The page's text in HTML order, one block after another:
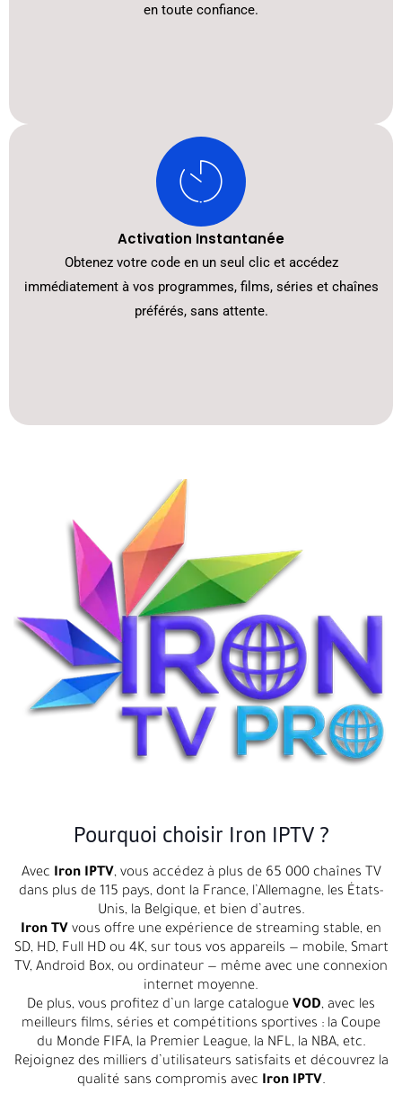
en toute confiance.
Activation Instantanée
Obtenez votre code en un seul clic et accédez
immédiatement à vos programmes, films, séries et chaînes
préférés, sans attente.
Pourquoi choisir Iron IPTV ?
Avec Iron IPTV, vous accédez à plus de 65 000 chaînes TV
dans plus de 115 pays, dont la France, l’Allemagne, les États-
Unis, la Belgique, et bien d’autres.
Iron TV vous offre une expérience de streaming stable, en
SD, HD, Full HD ou 4K, sur tous vos appareils — mobile, Smart
TV, Android Box, ou ordinateur — même avec une connexion
internet moyenne.
De plus, vous profitez d’un large catalogue VOD, avec les
meilleurs films, séries et compétitions sportives : la Coupe
du Monde FIFA, la Premier League, la NFL, la NBA, etc.
Rejoignez des milliers d’utilisateurs satisfaits et découvrez la
qualité sans compromis avec Iron IPTV.